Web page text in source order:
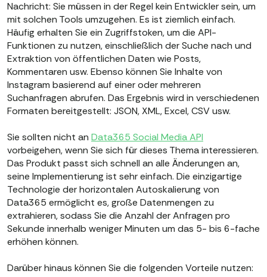
Nachricht: Sie müssen in der Regel kein Entwickler sein, um
mit solchen Tools umzugehen. Es ist ziemlich einfach.
Häufig erhalten Sie ein Zugriffstoken, um die API-
Funktionen zu nutzen, einschließlich der Suche nach und
Extraktion von öffentlichen Daten wie Posts,
Kommentaren usw. Ebenso können Sie Inhalte von
Instagram basierend auf einer oder mehreren
Suchanfragen abrufen. Das Ergebnis wird in verschiedenen
Formaten bereitgestellt: JSON, XML, Excel, CSV usw.
Sie sollten nicht an Data365 Social Media API
vorbeigehen, wenn Sie sich für dieses Thema interessieren.
Das Produkt passt sich schnell an alle Änderungen an,
seine Implementierung ist sehr einfach. Die einzigartige
Technologie der horizontalen Autoskalierung von
Data365 ermöglicht es, große Datenmengen zu
extrahieren, sodass Sie die Anzahl der Anfragen pro
Sekunde innerhalb weniger Minuten um das 5- bis 6-fache
erhöhen können.
Darüber hinaus können Sie die folgenden Vorteile nutzen: